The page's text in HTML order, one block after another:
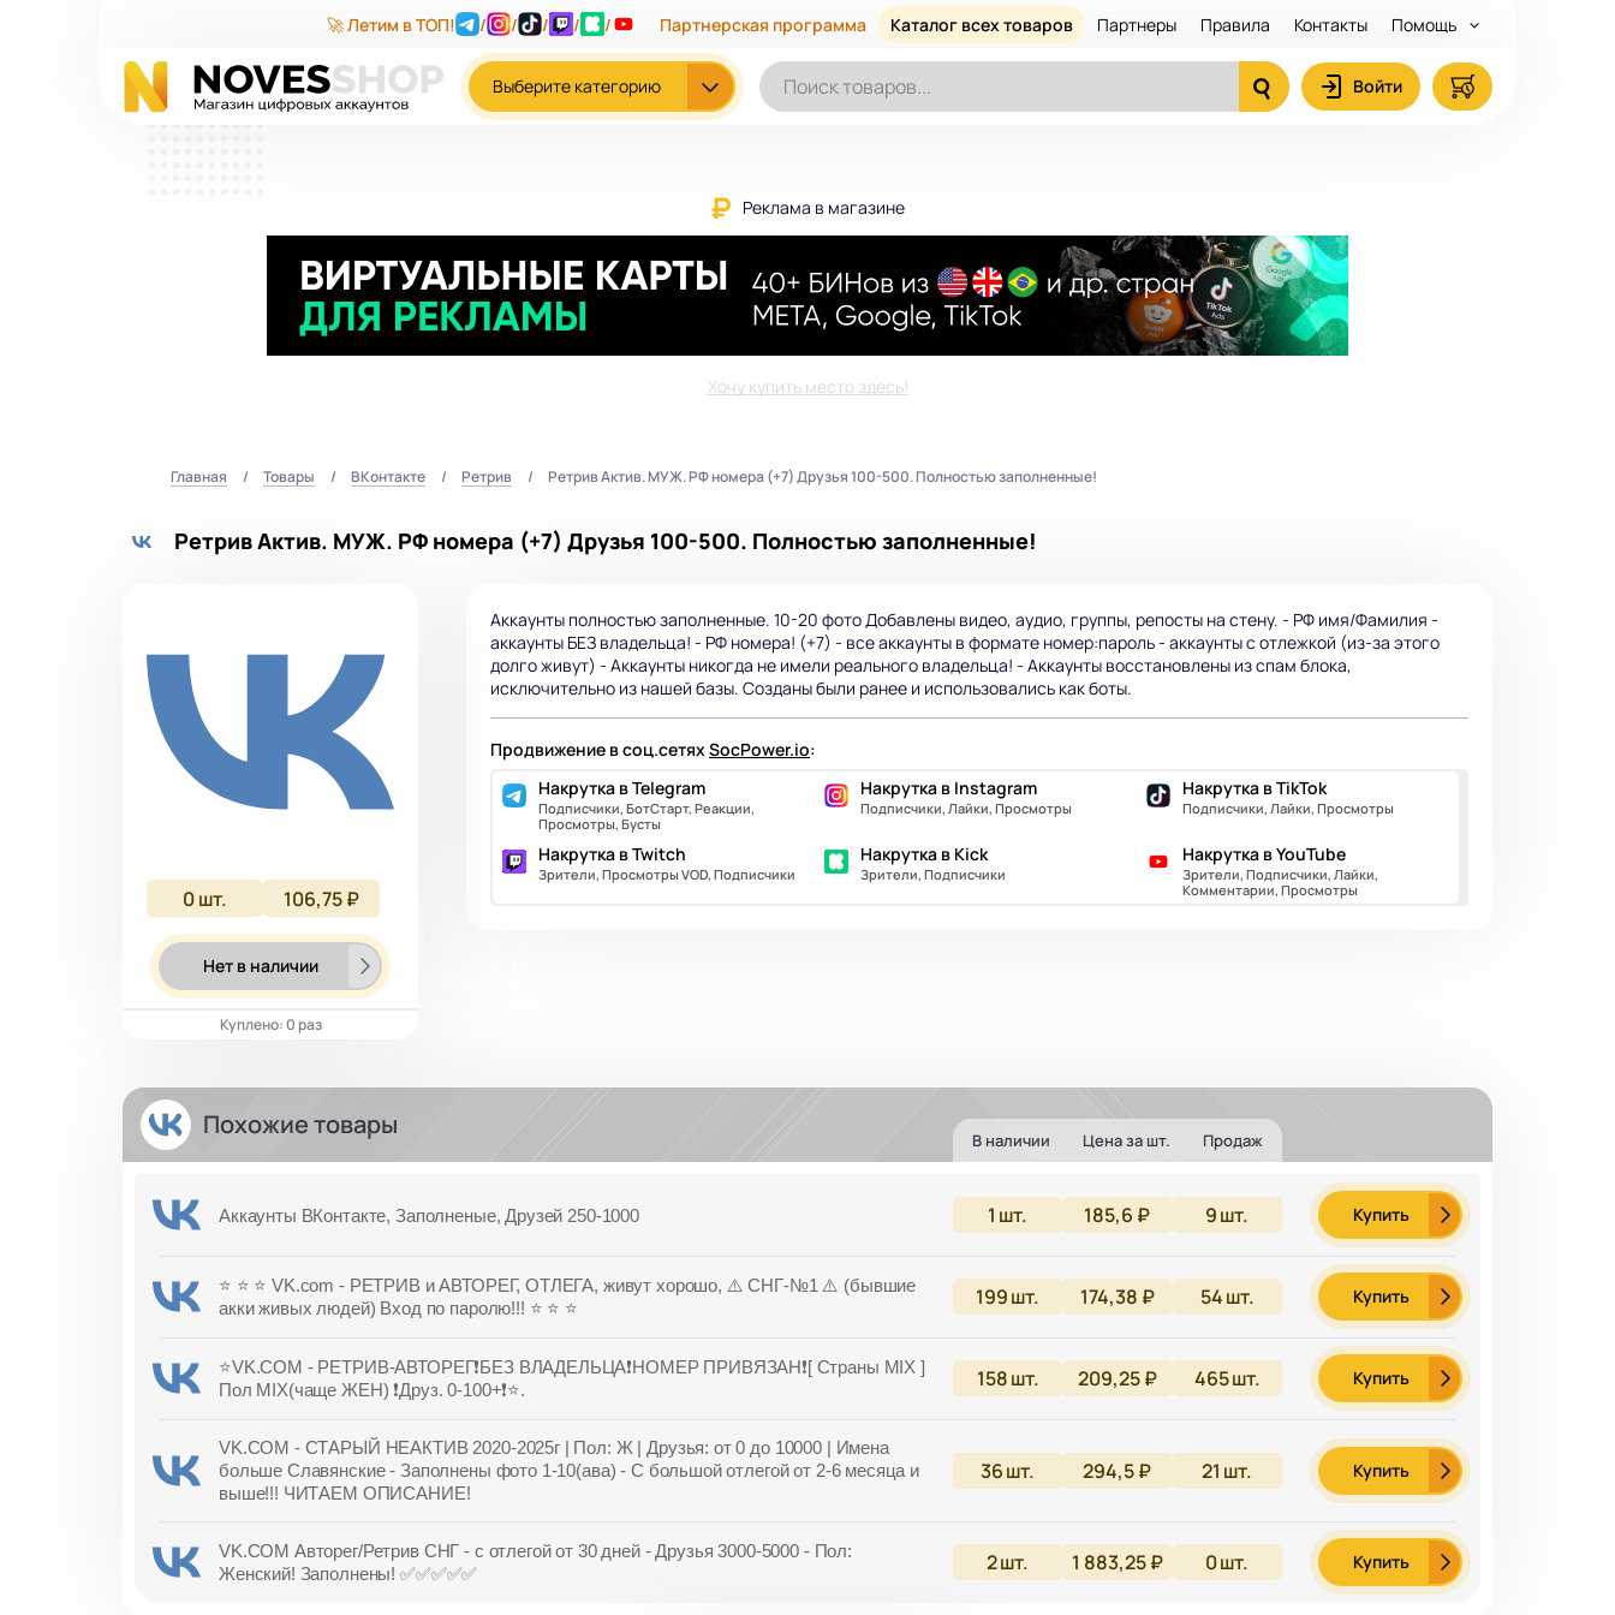
🚀 Летим в ТОП! / / / / / Партнерская программа Каталог всех товаров Партнеры Правила Контакты Помощь
Выберите категорию Войти
Реклама в магазине
Хочу купить место здесь!
Главная Товары ВКонтакте Ретрив Ретрив Актив. МУЖ. РФ номера (+7) Друзья 100-500. Полностью заполненные!
Ретрив Актив. МУЖ. РФ номера (+7) Друзья 100-500. Полностью заполненные!
0шт. 106,75 ₽
Нет в наличии
Куплено: 0 раз
Аккаунты полностью заполненные. 10-20 фото Добавлены видео, аудио, группы, репосты на стену. - РФ имя/Фамилия -
аккаунты БЕЗ владельца! - РФ номера! (+7) - все аккаунты в формате номер:пароль - аккаунты с отлежкой (из-за этого
долго живут) - Аккаунты никогда не имели реального владельца! - Аккаунты восстановлены из спам блока,
исключительно из нашей базы. Созданы были ранее и использовались как боты.
Продвижение в соц.сетяхSocPower.io:
Накрутка в Telegram
Подписчики, БотСтарт, Реакции,
Просмотры, Бусты
Накрутка в Instagram
Подписчики, Лайки, Просмотры
Накрутка в TikTok
Подписчики, Лайки, Просмотры
Накрутка в Twitch
Зрители, Просмотры VOD, Подписчики
Накрутка в Kick
Зрители, Подписчики
Накрутка в YouTube
Зрители, Подписчики, Лайки,
Комментарии, Просмотры
Похожие товары В наличии Цена за шт. Продаж
Аккаунты ВКонтакте, Заполненые, Друзей 250-1000 1 шт. 185,6 ₽ 9шт. Купить
⭐️ ⭐️ ⭐️ VK.com - РЕТРИВ и АВТОРЕГ, ОТЛЕГА, живут хорошо, ⚠️ СНГ-№1 ⚠️ (бывшие
акки живых людей) Вход по паролю!!! ⭐️ ⭐️ ⭐️
199шт. 174,38 ₽ 54шт. Купить
⭐️VK.COM - РЕТРИВ-АВТОРЕГ❗БЕЗ ВЛАДЕЛЬЦА❗НОМЕР ПРИВЯЗАН❗[ Страны MIX ]
Пол MIX(чаще ЖЕН) ❗Друз. 0-100+❗⭐️.
158шт. 209,25 ₽ 465шт. Купить
VK.COM - СТАРЫЙ НЕАКТИВ 2020-2025г | Пол: Ж | Друзья: от 0 до 10000 | Имена
больше Славянские - Заполнены фото 1-10(ава) - С большой отлегой от 2-6 месяца и
выше!!! ЧИТАЕМ ОПИСАНИЕ!
36шт. 294,5 ₽ 21 шт. Купить
VK.COM Авторег/Ретрив СНГ - с отлегой от 30 дней - Друзья 3000-5000 - Пол:
Женский! Заполнены! ✅✅✅✅✅
2шт. 1 883,25 ₽ 0шт. Купить